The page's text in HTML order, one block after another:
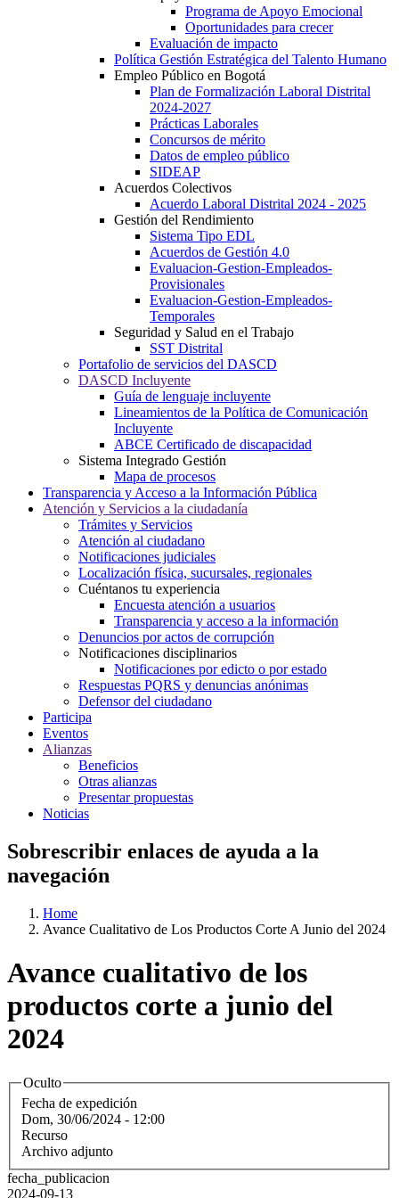
Programa de Apoyo Emocional
Oportunidades para crecer
Evaluación de impacto
Política Gestión Estratégica del Talento Humano
Empleo Público en Bogotá
Plan de Formalización Laboral Distrital
2024-2027
Prácticas Laborales
Concursos de mérito
Datos de empleo público
SIDEAP
Acuerdos Colectivos
Acuerdo Laboral Distrital 2024 - 2025
Gestión del Rendimiento
Sistema Tipo EDL
Acuerdos de Gestión 4.0
Evaluacion-Gestion-Empleados-
Provisionales
Evaluacion-Gestion-Empleados-
Temporales
Seguridad y Salud en el Trabajo
SST Distrital
Portafolio de servicios del DASCD
DASCD Incluyente
Guía de lenguaje incluyente
Lineamientos de la Política de Comunicación
Incluyente
ABCE Certificado de discapacidad
Sistema Integrado Gestión
Mapa de procesos
Transparencia y Acceso a la Información Pública
Atención y Servicios a la ciudadanía
Trámites y Servicios
Atención al ciudadano
Notificaciones judiciales
Localización física, sucursales, regionales
Cuéntanos tu experiencia
Encuesta atención a usuarios
Transparencia y acceso a la información
Denuncios por actos de corrupción
Notificaciones disciplinarios
Notificaciones por edicto o por estado
Respuestas PQRS y denuncias anónimas
Defensor del ciudadano
Participa
Eventos
Alianzas
Beneficios
Otras alianzas
Presentar propuestas
Noticias
Sobrescribir enlaces de ayuda a la
navegación
Home
Avance Cualitativo de Los Productos Corte A Junio del 2024
Avance cualitativo de los
productos corte a junio del
2024
Oculto
Fecha de expedición
Dom, 30/06/2024 - 12:00
Recurso
Archivo adjunto
fecha_publicacion
2024-09-13